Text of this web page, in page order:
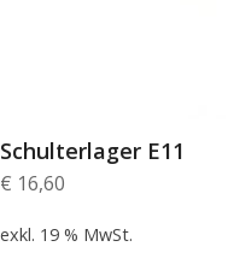
Schulterlager E11
€ 16,60
exkl. 19 % MwSt.